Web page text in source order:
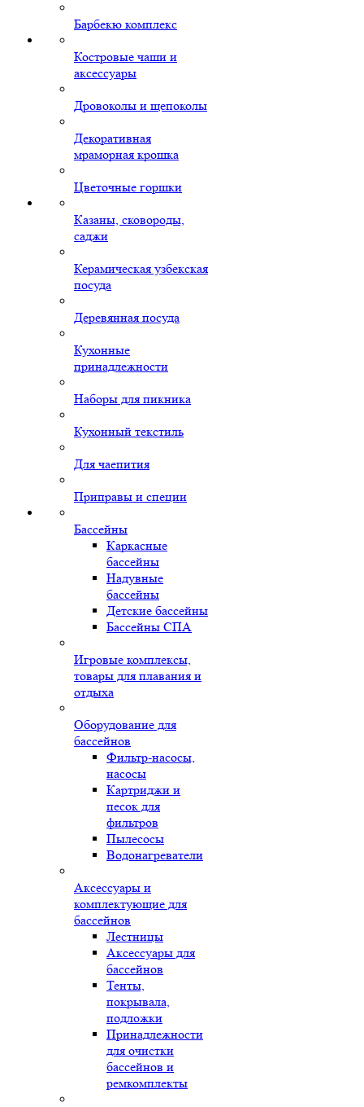
Барбекю комплекс
Костровые чаши и
аксессуары
Дровоколы и щепоколы
Декоративная
мраморная крошка
Цветочные горшки
Казаны, сковороды,
саджи
Керамическая узбекская
посуда
Деревянная посуда
Кухонные
принадлежности
Наборы для пикника
Кухонный текстиль
Для чаепития
Приправы и специи
Бассейны
Каркасные
бассейны
Надувные
бассейны
Детские бассейны
Бассейны СПА
Игровые комплексы,
товары для плавания и
отдыха
Оборудование для
бассейнов
Фильтр-насосы,
насосы
Картриджи и
песок для
фильтров
Пылесосы
Водонагреватели
Аксессуары и
комплектующие для
бассейнов
Лестницы
Аксессуары для
бассейнов
Тенты,
покрывала,
подложки
Принадлежности
для очистки
бассейнов и
ремкомплекты